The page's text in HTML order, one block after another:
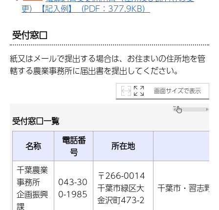
更）【記入例】（PDF：377.9KB）
受付窓口
紙又はメールで提出する場合は、お住まいの住所地を管
轄する農業事務所に届出書を提出してください。
画面サイズで表示
受付窓口一覧
名称
電話番
号
所在地
千葉農業
事務所
企画振興
課
043-30
0-1985
〒266-0014
千葉市緑区大
金沢町473-2
千葉市・習志野